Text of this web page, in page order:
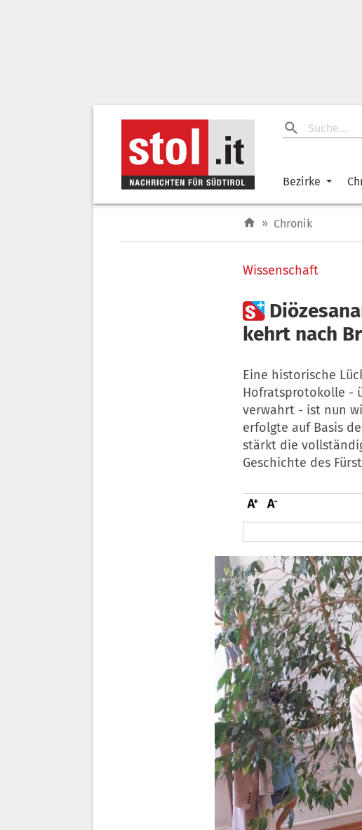
Bezirke
» Chronik
Wissenschaft

kehrt nach
Eine historische
Hofratsprotokolle -
verwahrt - ist nun
erfolgte auf Basis
stärkt die
Geschichte des